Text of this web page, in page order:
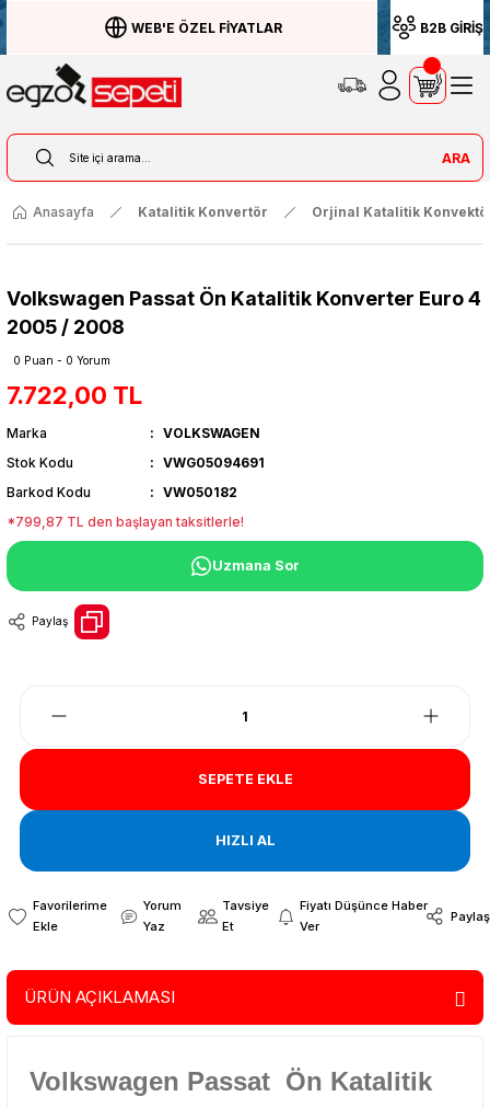
WEB'E ÖZEL FİYATLAR B2B GİRİŞ
ARA
Anasayfa Katalitik Konvertör Orjinal Katalitik
Volkswagen Passat Ön Katalitik Konverter Euro 4
2005 / 2008
0 Puan - 0 Yorum
7.722,00 TL
Marka
VOLKSWAGEN
Stok Kodu
VWG05094691
Barkod Kodu
VW050182
*799,87 TL den başlayan taksitlerle!
Uzmana Sor
Paylaş
SEPETE EKLE
HIZLI AL
Yorum
Yaz
Tavsiye
Et
Fiyatı Düşünce Haber
Ver
Paylaş
ÜRÜN AÇIKLAMASI
Volkswagen Passat Ön Katalitik